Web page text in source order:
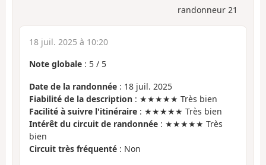
randonneur 21
18 juil. 2025 à 10:20
Note globale : 5 / 5
Date de la randonnée : 18 juil. 2025
Fiabilité de la description : ★★★★★ Très bien
Facilité à suivre l'itinéraire : ★★★★★ Très bien
Intérêt du circuit de randonnée : ★★★★★ Très
bien
Circuit très fréquenté : Non